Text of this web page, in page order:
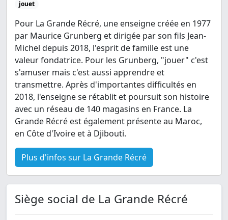
jouet
Pour La Grande Récré, une enseigne créée en 1977
par Maurice Grunberg et dirigée par son fils Jean-
Michel depuis 2018, l'esprit de famille est une
valeur fondatrice. Pour les Grunberg, "jouer" c'est
s'amuser mais c'est aussi apprendre et
transmettre. Après d'importantes difficultés en
2018, l'enseigne se rétablit et poursuit son histoire
avec un réseau de 140 magasins en France. La
Grande Récré est également présente au Maroc,
en Côte d'Ivoire et à Djibouti.
Plus d'infos sur La Grande Récré
Siège social de La Grande Récré